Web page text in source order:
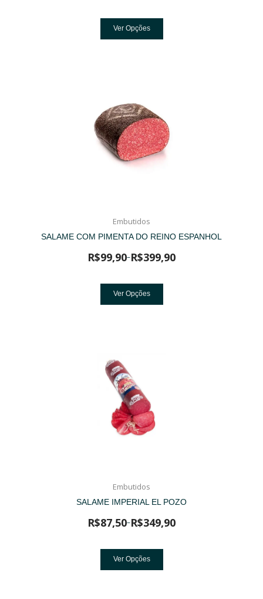
Ver Opções
Embutidos
SALAME COM PIMENTA DO REINO ESPANHOL
R$99,90–R$399,90
Ver Opções
Embutidos
SALAME IMPERIAL EL POZO
R$87,50–R$349,90
Ver Opções